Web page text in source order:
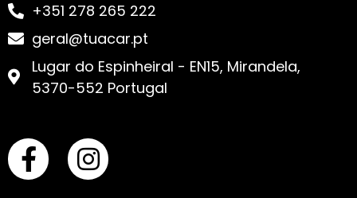
+351 278 265 222
geral@tuacar.pt
Lugar do Espinheiral - EN15, Mirandela,
5370-552 Portugal